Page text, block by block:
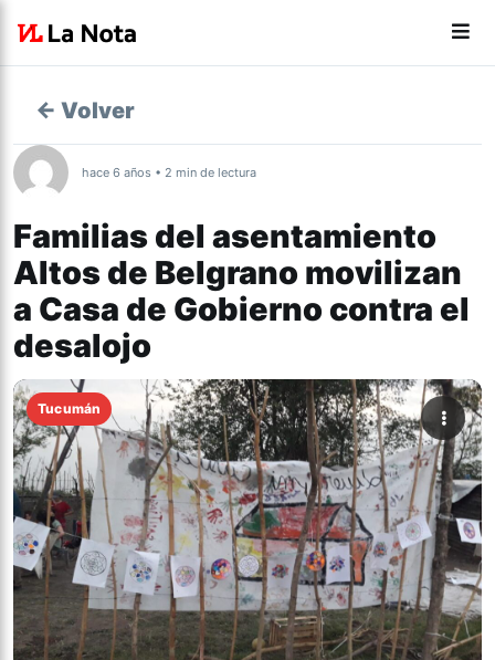
← Volver
hace 6 años • 2 min de lectura
Familias del asentamiento
Altos de Belgrano movilizan
a Casa de Gobierno contra el
desalojo
Tucumán